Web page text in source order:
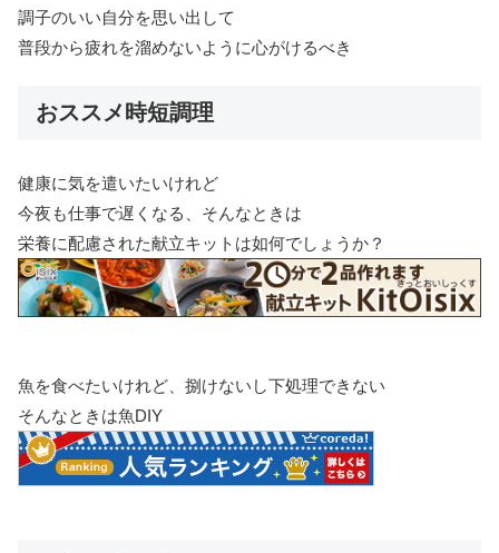
調子のいい自分を思い出して
普段から疲れを溜めないように心がけるべき
おススメ時短調理
健康に気を遣いたいけれど
今夜も仕事で遅くなる、そんなときは
栄養に配慮された献立キットは如何でしょうか？
魚を食べたいけれど、捌けないし下処理できない
そんなときは魚DIY